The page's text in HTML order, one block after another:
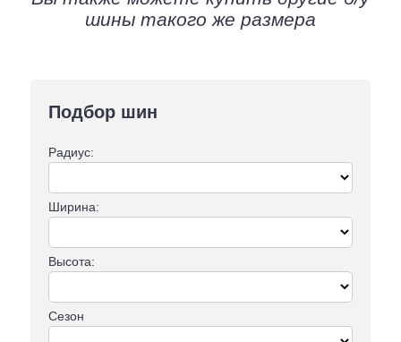
Подбор шин
Радиус:
Ширина:
Высота:
Сезон
шины такого же размера